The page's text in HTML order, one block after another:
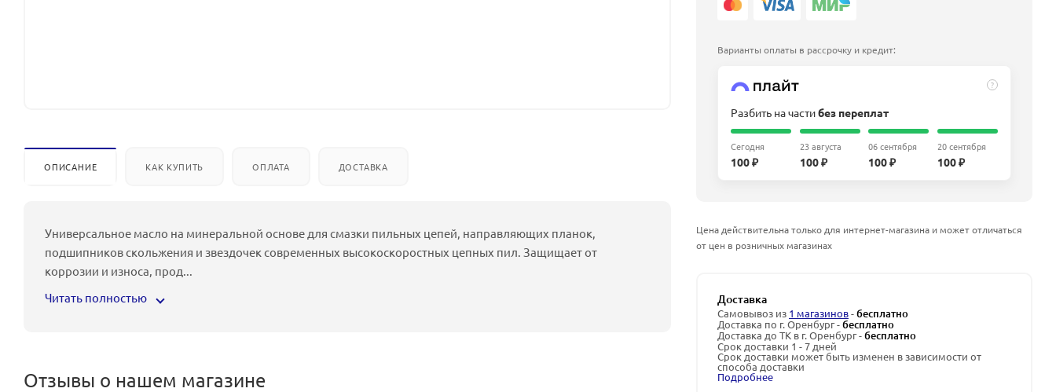
ОПИСАНИЕ КАК КУПИТЬ ОПЛАТА ДОСТАВКА
Универсальное масло на минеральной основе для смазки пильных цепей, направляющих планок,
подшипников скольжения и звездочек современных высокоскоростных цепных пил. Защищает от
коррозии и износа, прод...
Читать полностью
Отзывы о нашем магазине
Варианты оплаты в рассрочку и кредит:
?
Разбить на частибез переплат
Сегодня
100 ₽
23 августа
100 ₽
06 сентября
100 ₽
20 сентября
100 ₽
Цена действительна только для интернет-магазина и может отличаться
от цен в розничных магазинах
Доставка
Самовывоз из 1 магазинов-бесплатно
Доставка по г. Оренбург -бесплатно
Доставка до ТК в г. Оренбург -бесплатно
Срок доставки 1 - 7 дней
Срок доставки может быть изменен в зависимости от
способа доставки
Подробнее